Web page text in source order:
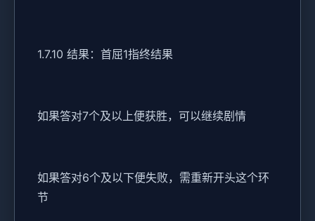
1.7.10 结果：首屈1指终结果
如果答对7个及以上便获胜，可以继续剧情
如果答对6个及以下便失败，需重新开头这个环
节